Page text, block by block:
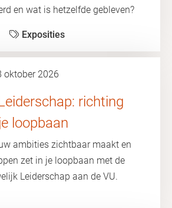
en wat is hetzelfde gebleven?
Exposities
oktober 2026
richting
loopbaan
ambities zichtbaar maakt en
zet in je loopbaan met de
Leiderschap aan de VU.